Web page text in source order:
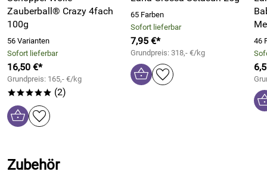
Und wie für The Knitter üblich finden Sie auch wieder eine
Übersicht mit Garnalternativen für viele Modelle im Heft.
Strickanleitungen, Infos & Neuigkeiten und dazu ganz viel
Strickinspiration mit britischem Flair - das ist The Knitter.
Bitte beachten Sie auch unsere weiteren Strickmodehefte.
Zauberball® Crazy 4fach
100g
56 Varianten
Sofort lieferbar
16,50 €*
Grundpreis: 165,- €/kg
***** (2)
65 Farben
Sofort lieferbar
7,95 €*
Grundpreis: 318,- €/kg
46
Zubehör